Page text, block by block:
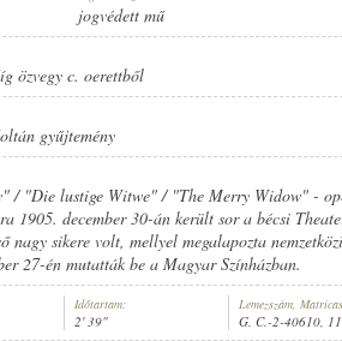
2-40610
jogvédett mű
özvegy c. oerettből
gyűjtemény
/ "Die lustige Witwe" / "The Merry Widow" -
1905. december 30-án került sor a bécsi
nagy sikere volt, mellyel megalapozta
27-én mutatták be a Magyar Színházban.
Időtartam:
2' 39"
Lemezszám,
G. C.-2-40610,